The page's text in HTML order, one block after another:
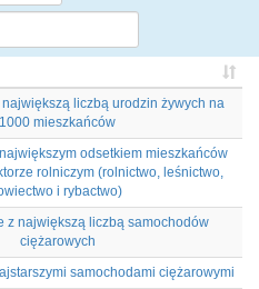
liczbą urodzin żywych na
1000 mieszkańców
odsetkiem mieszkańców
rolniczym (rolnictwo, leśnictwo,
i rybactwo)
z największą liczbą samochodów
ciężarowych
samochodami ciężarowymi